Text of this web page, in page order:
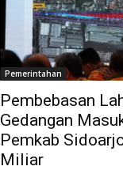
Pemerintahan
Pembebasan
Gedangan
Pemkab
Miliar